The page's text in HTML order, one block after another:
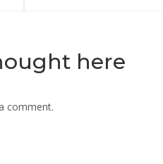
here
comment.